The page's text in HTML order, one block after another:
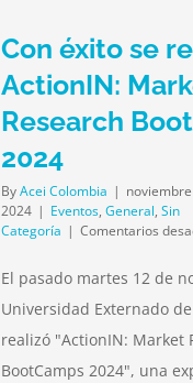
Con éxito se
ActionIN:
Research
2024
ByAcei Colombia |
2024 | Eventos, General, Sin
Categoría | Comentarios
El pasado martes 12 de
Universidad Externado
realizó "ActionIN: Market
BootCamps 2024", una